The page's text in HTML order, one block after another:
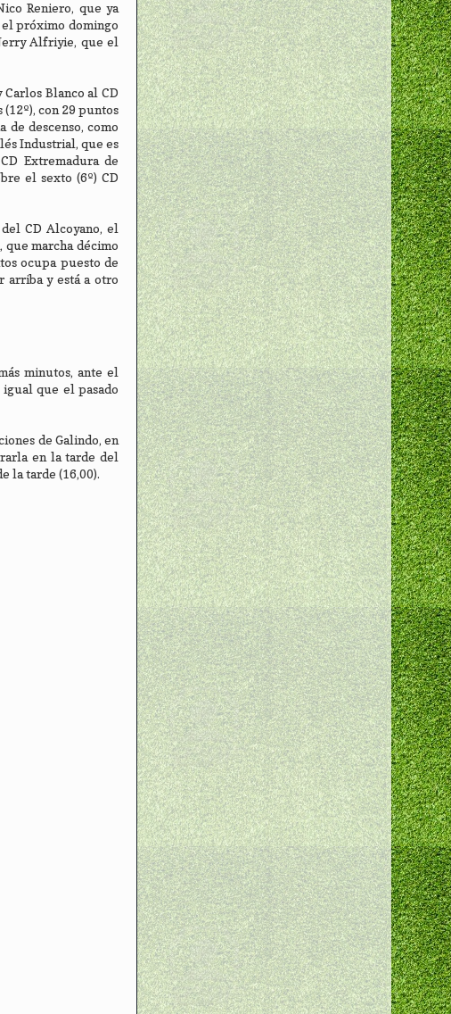
Reniero, que ya
próximo domingo
Alfriyie, que el
Blanco al CD
con 29 puntos
de descenso, como
Industrial, que es
Extremadura de
el sexto (6º) CD
CD Alcoyano, el
que marcha décimo
ocupa puesto de
arriba y está a otro
minutos, ante el
que el pasado
de Galindo, en
en la tarde del
la tarde (16,00).